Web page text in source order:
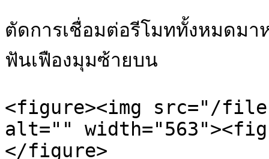
ตัดการเชื่อมต่อรีโมททั้งหมดม
ฟันเฟืองมุมซ้ายบน
<figure><img src="/files/
alt=""
</figure>